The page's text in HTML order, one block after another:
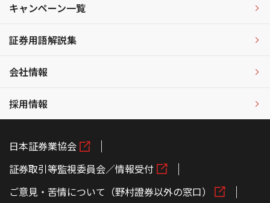
キャンペーン一覧
証券用語解説集
会社情報
採用情報
日本証券業協会
証券取引等監視委員会／情報受付
ご意見・苦情について（野村證券以外の窓口）